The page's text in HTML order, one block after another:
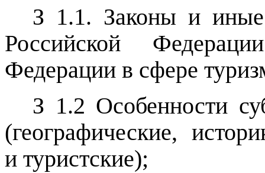
З 1.1. Законы и
Российской
Федерации в сфере
З 1.2 Особенности
(географические,
и туристские);